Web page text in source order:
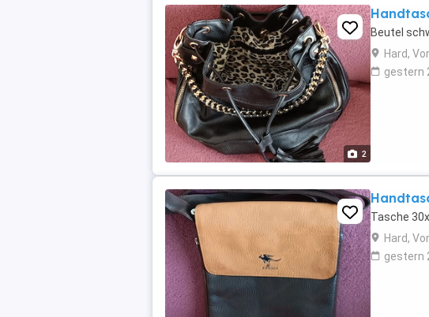
2
Beutel
Hard,
gestern
Tasche
Hard,
gestern